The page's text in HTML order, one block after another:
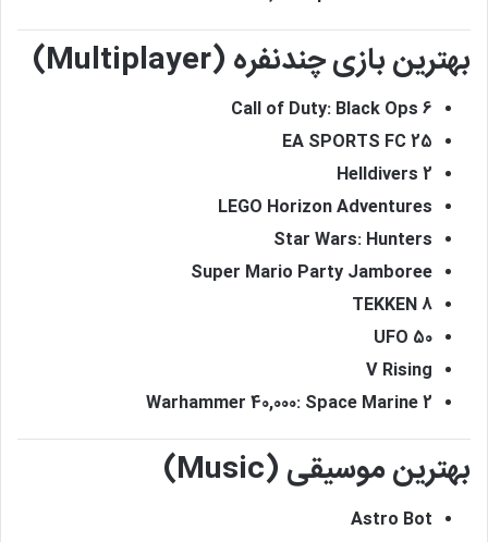
بهترین بازی چند‌نفره (Multiplayer)
Call of Duty: Black Ops 6
EA SPORTS FC 25
Helldivers 2
LEGO Horizon Adventures
Star Wars: Hunters
Super Mario Party Jamboree
TEKKEN 8
UFO 50
V Rising
Warhammer 40,000: Space Marine 2
بهترین موسیقی (Music)
Astro Bot